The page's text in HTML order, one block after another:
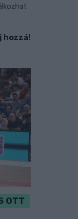
hozzá!
OTT